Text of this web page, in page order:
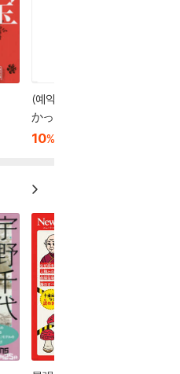
(예약도서) 歌われな
かった海賊へ
10%